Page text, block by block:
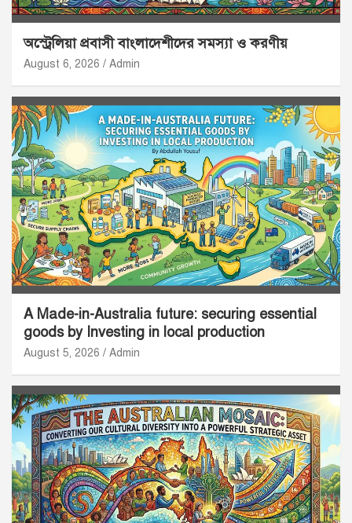
অস্ট্রেলিয়া প্রবাসী বাংলাদেশীদের সমস্যা ও করণীয়
August 6, 2026 Admin
A Made-in-Australia future: securing essential
goods by Investing in local production
August 5, 2026 Admin